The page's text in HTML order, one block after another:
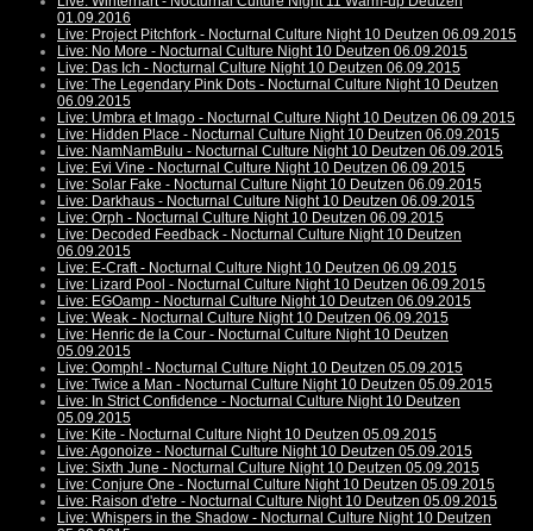
01.09.2016
Live: Project Pitchfork - Nocturnal Culture Night 10 Deutzen 06.09.2015
Live: No More - Nocturnal Culture Night 10 Deutzen 06.09.2015
Live: Das Ich - Nocturnal Culture Night 10 Deutzen 06.09.2015
Live: The Legendary Pink Dots - Nocturnal Culture Night 10 Deutzen
06.09.2015
Live: Umbra et Imago - Nocturnal Culture Night 10 Deutzen 06.09.2015
Live: Hidden Place - Nocturnal Culture Night 10 Deutzen 06.09.2015
Live: NamNamBulu - Nocturnal Culture Night 10 Deutzen 06.09.2015
Live: Evi Vine - Nocturnal Culture Night 10 Deutzen 06.09.2015
Live: Solar Fake - Nocturnal Culture Night 10 Deutzen 06.09.2015
Live: Darkhaus - Nocturnal Culture Night 10 Deutzen 06.09.2015
Live: Orph - Nocturnal Culture Night 10 Deutzen 06.09.2015
Live: Decoded Feedback - Nocturnal Culture Night 10 Deutzen
06.09.2015
Live: E-Craft - Nocturnal Culture Night 10 Deutzen 06.09.2015
Live: Lizard Pool - Nocturnal Culture Night 10 Deutzen 06.09.2015
Live: EGOamp - Nocturnal Culture Night 10 Deutzen 06.09.2015
Live: Weak - Nocturnal Culture Night 10 Deutzen 06.09.2015
Live: Henric de la Cour - Nocturnal Culture Night 10 Deutzen
05.09.2015
Live: Oomph! - Nocturnal Culture Night 10 Deutzen 05.09.2015
Live: Twice a Man - Nocturnal Culture Night 10 Deutzen 05.09.2015
Live: In Strict Confidence - Nocturnal Culture Night 10 Deutzen
05.09.2015
Live: Kite - Nocturnal Culture Night 10 Deutzen 05.09.2015
Live: Agonoize - Nocturnal Culture Night 10 Deutzen 05.09.2015
Live: Sixth June - Nocturnal Culture Night 10 Deutzen 05.09.2015
Live: Conjure One - Nocturnal Culture Night 10 Deutzen 05.09.2015
Live: Raison d'etre - Nocturnal Culture Night 10 Deutzen 05.09.2015
Live: Whispers in the Shadow - Nocturnal Culture Night 10 Deutzen